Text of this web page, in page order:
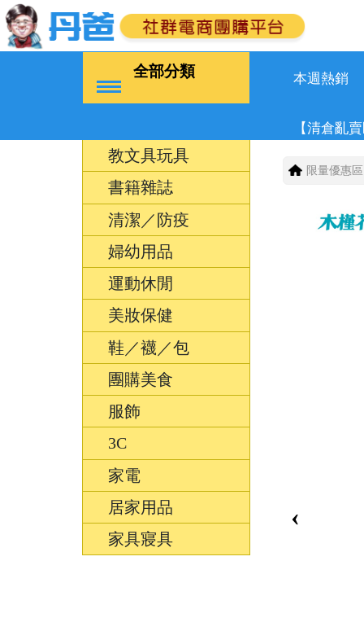
全部分類 本週熱銷
【清倉亂賣
教文具玩具
書籍雜誌
清潔／防疫
婦幼用品
運動休閒
美妝保健
鞋／襪／包
團購美食
服飾
3C
家電
居家用品
家具寢具
限量優惠區
‹